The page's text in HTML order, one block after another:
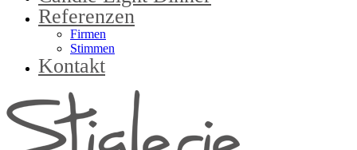
Referenzen
Firmen
Stimmen
Kontakt